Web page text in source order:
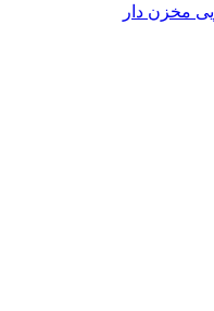
مخزن دار